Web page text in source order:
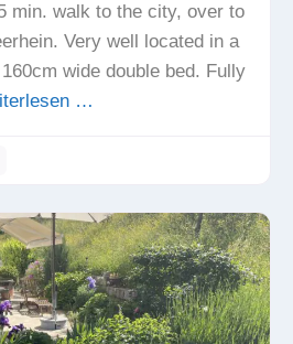
min. walk to the city, over to
Very well located in a
wide double bed. Fully
…